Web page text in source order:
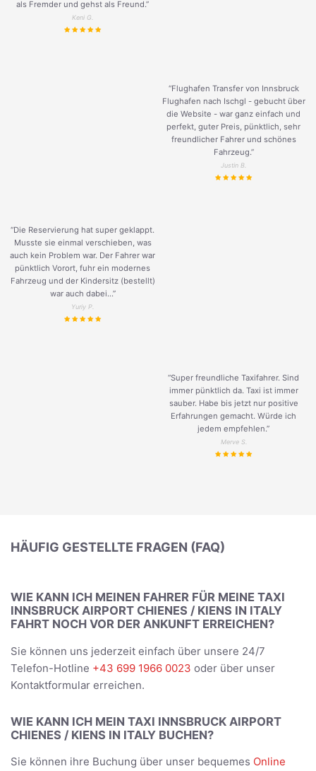
als Fremder und gehst als Freund.”
Keni G.
“Flughafen Transfer von Innsbruck
Flughafen nach Ischgl - gebucht über
die Website - war ganz einfach und
perfekt, guter Preis, pünktlich, sehr
freundlicher Fahrer und schönes
Fahrzeug.”
Justin B.
“Die Reservierung hat super geklappt.
Musste sie einmal verschieben, was
auch kein Problem war. Der Fahrer war
pünktlich Vorort, fuhr ein modernes
Fahrzeug und der Kindersitz (bestellt)
war auch dabei...”
Yuriy P.
“Super freundliche Taxifahrer. Sind
immer pünktlich da. Taxi ist immer
sauber. Habe bis jetzt nur positive
Erfahrungen gemacht. Würde ich
jedem empfehlen.”
Merve S.
HÄUFIG GESTELLTE FRAGEN (FAQ)
WIE KANN ICH MEINEN FAHRER FÜR MEINE TAXI
INNSBRUCK AIRPORT CHIENES / KIENS IN ITALY
FAHRT NOCH VOR DER ANKUNFT ERREICHEN?
Sie können uns jederzeit einfach über unsere 24/7
Telefon-Hotline +43 699 1966 0023 oder über unser
Kontaktformular erreichen.
WIE KANN ICH MEIN TAXI INNSBRUCK AIRPORT
CHIENES / KIENS IN ITALY BUCHEN?
Sie können ihre Buchung über unser bequemes Online